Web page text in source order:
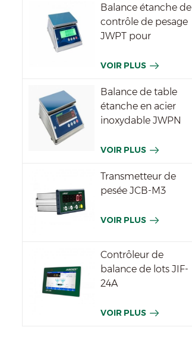
Balance étanche de
contrôle de pesage
JWPT pour
VOIR PLUS
Balance de table
étanche en acier
inoxydable JWPN
VOIR PLUS
Transmetteur de
pesée JCB-M3
VOIR PLUS
Contrôleur de
balance de lots JIF-
24A
VOIR PLUS